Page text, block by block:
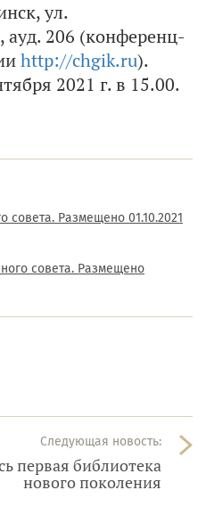
ул.
ауд. 206 (конференц-
http://chgik.ru).
2021 г. в 15.00.
совета. Размещено 01.10.2021
совета. Размещено
Следующая новость:
первая библиотека
нового поколения